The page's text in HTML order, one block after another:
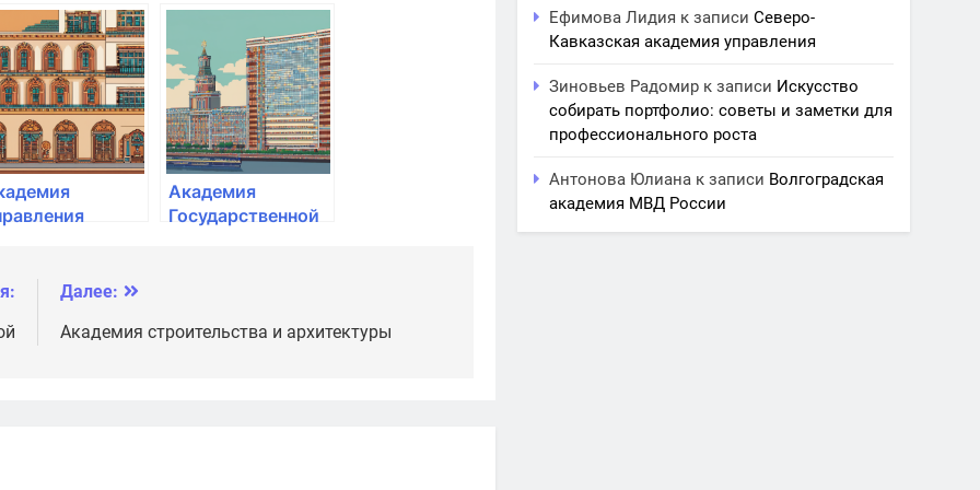
и
при
РФ
народного
хозяйства и
государственной
службы при
Президенте РФ
Академия
Государственной
Далее:
Академия строительства и архитектуры
Ефимова Лидия к записиСеверо-
Кавказская академия управления
Зиновьев Радомир к записи Искусство
собирать портфолио: советы и заметки для
профессионального роста
Антонова Юлиана к записи Волгоградская
академия МВД России